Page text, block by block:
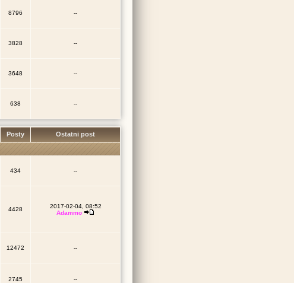
8796 --
3828 --
3648 --
638 --
Posty Ostatni post
434 --
4428
2017-02-04, 08:52
Adammo
12472 --
2745 --